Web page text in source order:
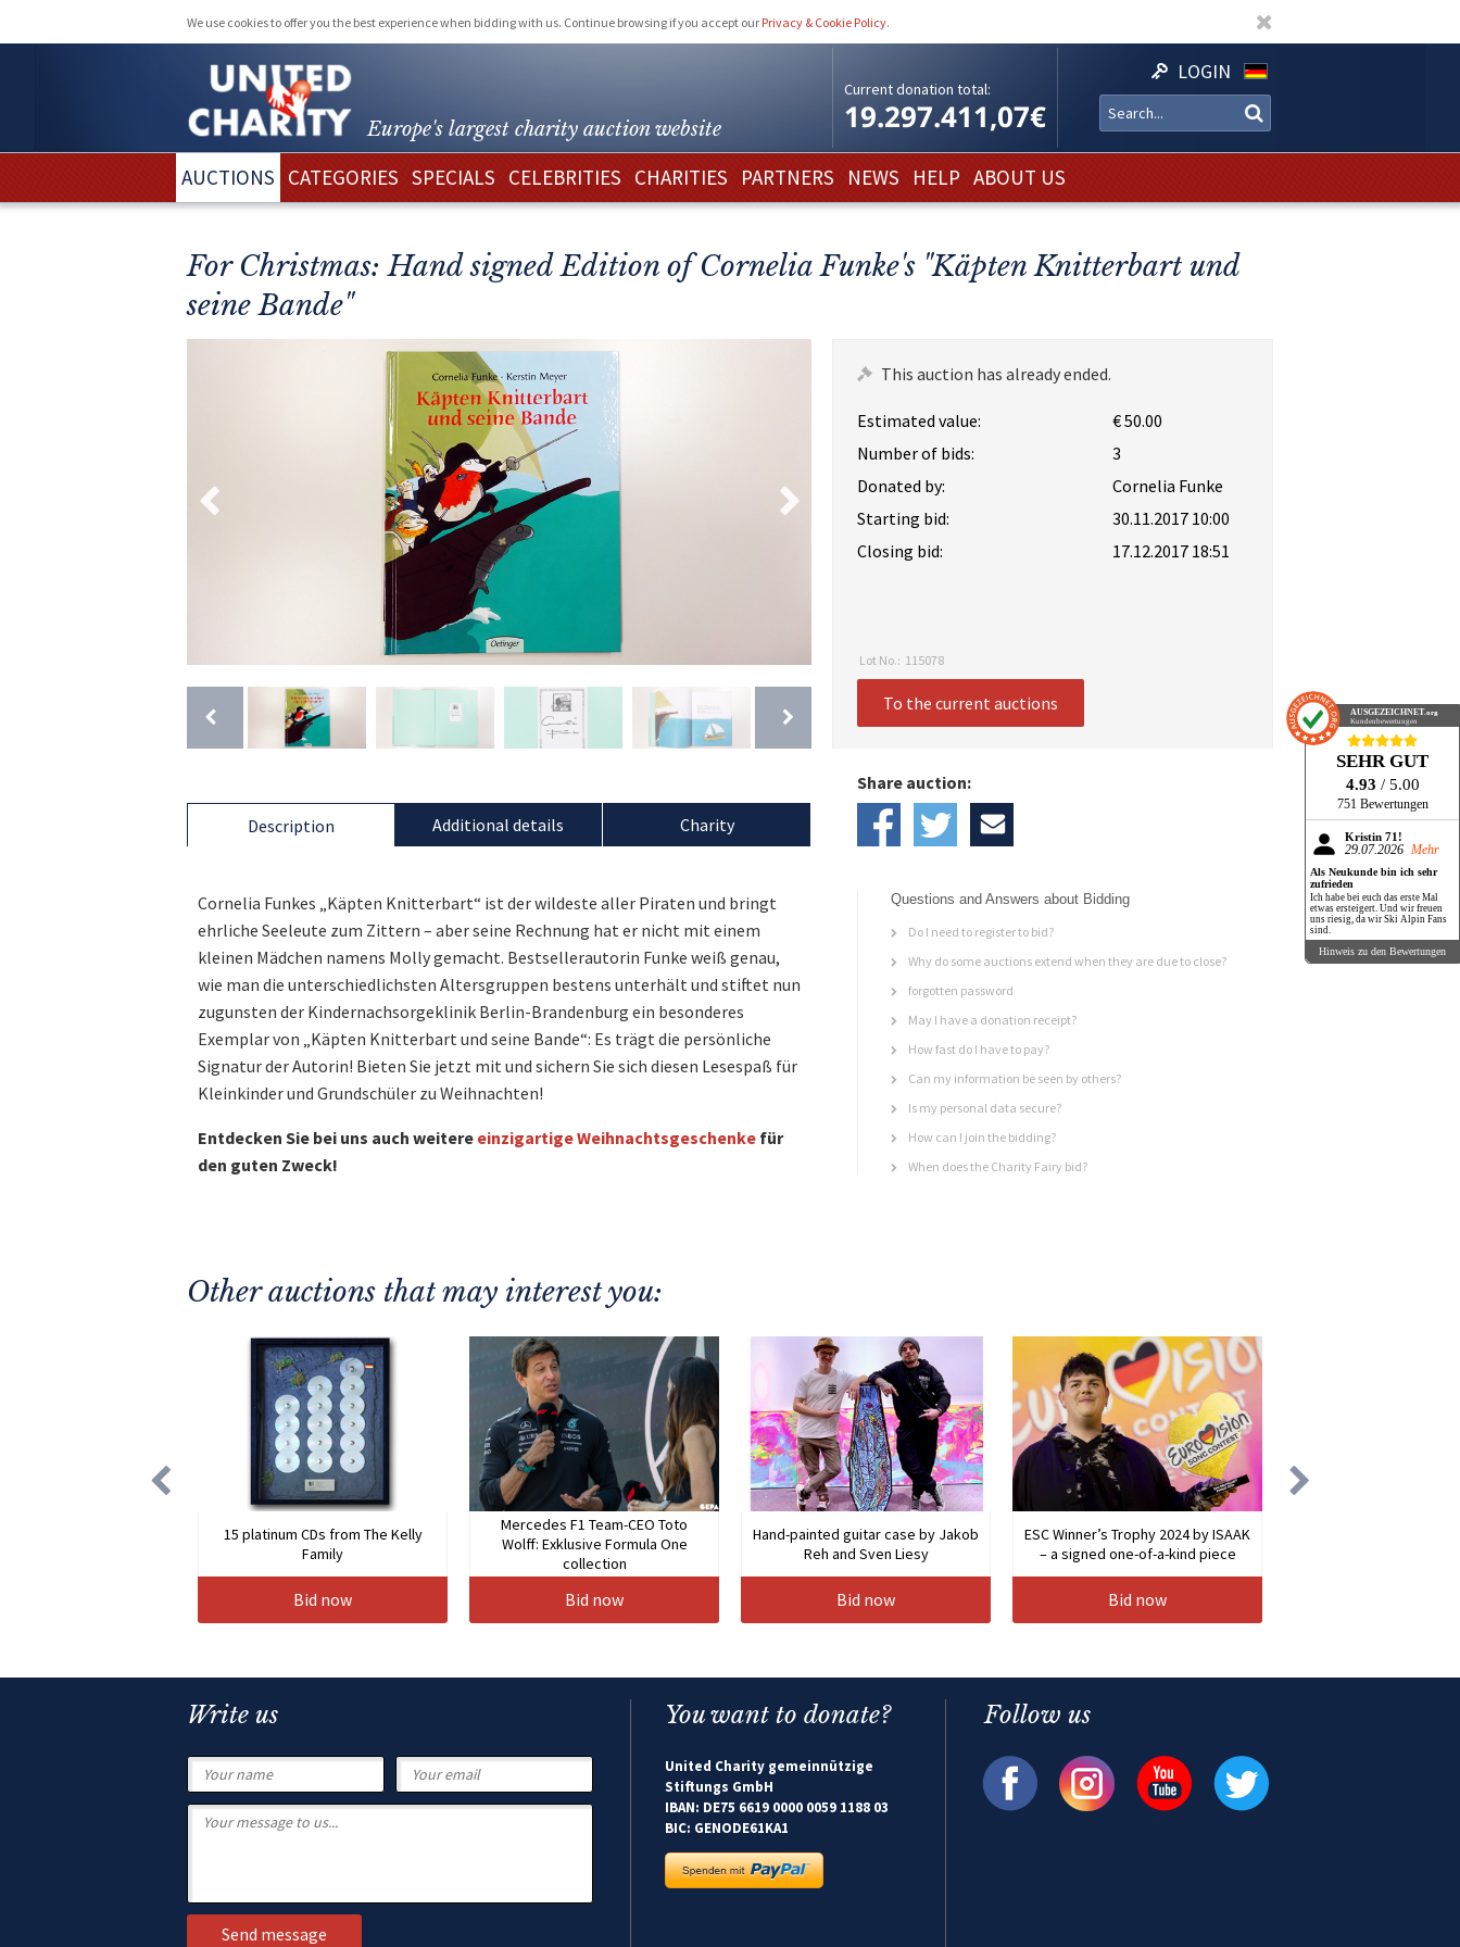
We use cookies to offer you the best experience when bidding with us. Continue browsing if you accept our Privacy & Cookie Policy.
Europe's largest charity auction website
Current donation total:
19.297.411,07€
LOGIN
AUCTIONS CATEGORIES SPECIALS CELEBRITIES CHARITIES PARTNERS NEWS HELP ABOUT US
For Christmas: Hand signed Edition of Cornelia Funke's "Käpten Knitterbart und
seine Bande"
This auction has already ended.
Estimated value:
€ 50.00
Number of bids:
3
Donated by:
Cornelia Funke
Starting bid:
30.11.2017 10:00
Closing bid:
17.12.2017 18:51
Lot No.: 115078
To the current auctions
Description
Cornelia Funkes „Käpten Knitterbart“ ist der wildeste aller Piraten und bringt
ehrliche Seeleute zum Zittern – aber seine Rechnung hat er nicht mit einem
kleinen Mädchen namens Molly gemacht. Bestsellerautorin Funke weiß genau,
wie man die unterschiedlichsten Altersgruppen bestens unterhält und stiftet nun
zugunsten der Kindernachsorgeklinik Berlin-Brandenburg ein besonderes
Exemplar von „Käpten Knitterbart und seine Bande“: Es trägt die persönliche
Signatur der Autorin! Bieten Sie jetzt mit und sichern Sie sich diesen Lesespaß für
Kleinkinder und Grundschüler zu Weihnachten!
Entdecken Sie bei uns auch weitere einzigartige Weihnachtsgeschenke für
den guten Zweck!
Additional details Charity
Share auction:
Questions and Answers about Bidding
Do I need to register to bid?
Why do some auctions extend when they are due to close?
forgotten password
May I have a donation receipt?
How fast do I have to pay?
Can my information be seen by others?
Is my personal data secure?
How can I join the bidding?
When does the Charity Fairy bid?
Other auctions that may interest you:
15 platinum CDs from The Kelly
Family
Bid now
Mercedes F1 Team-CEO Toto
Wolff: Exklusive Formula One
collection
Bid now
Hand-painted guitar case by Jakob
Reh and Sven Liesy
Bid now
ESC Winner’s Trophy 2024 by ISAAK
– a signed one-of-a-kind piece
Bid now
Write us You want to donate?
United Charity gemeinnützige
Stiftungs GmbH
IBAN: DE75 6619 0000 0059 1188 03
BIC: GENODE61KA1
Follow us
AUSGEZEICHNET .org
Kundenbewertungen
SEHR GUT
4.93 / 5.00
751 Bewertungen
Kristin 71!
29.07.2026 Mehr
Als Neukunde bin ich sehr
zufrieden
Ich habe bei euch das erste Mal
etwas ersteigert. Und wir freuen
uns riesig, da wir Ski Alpin Fans
sind.
Hinweis zu den Bewertungen